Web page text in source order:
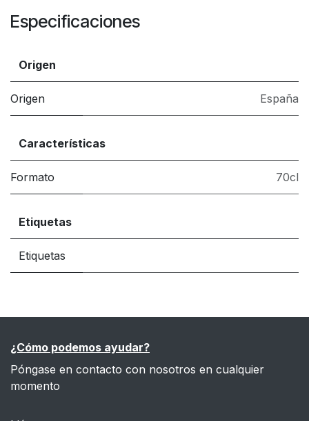
Especificaciones
Origen
Origen España
Características
Formato 70cl
Etiquetas
Etiquetas
¿Cómo podemos ayudar?
Póngase en contacto con nosotros en cualquier
momento